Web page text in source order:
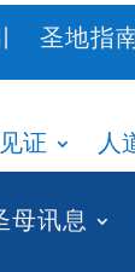
圣地指
见证 人
母讯息